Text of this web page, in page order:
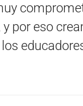
por eso